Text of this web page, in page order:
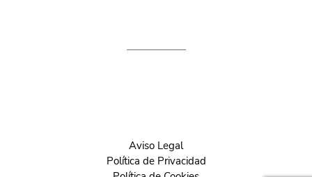
Aviso Legal
Política de Privacidad